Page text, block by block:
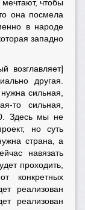
чтобы
она посмела
в народе
западно
возглавляет]
другая.
сильная,
то сильная,
Здесь мы не
но суть
страна, а
навязать
проходить,
конкретных
реализован
реализован